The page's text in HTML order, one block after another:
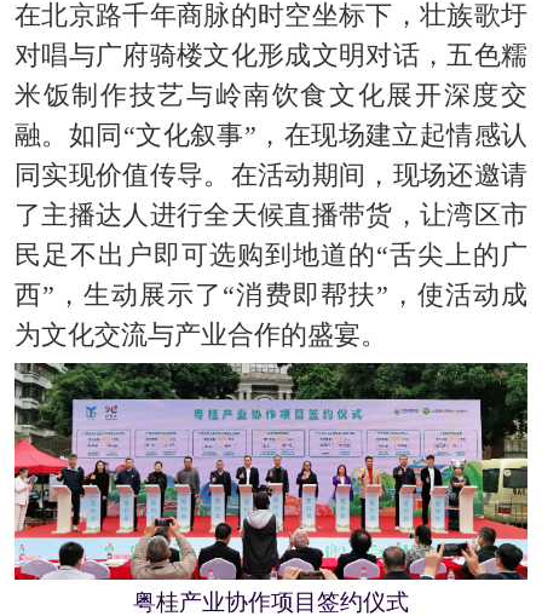
在北京路千年商脉的时空坐标下，壮族歌圩
对唱与广府骑楼文化形成文明对话，五色糯
米饭制作技艺与岭南饮食文化展开深度交
融。 如同“文化叙事”，在现场建立起情感认
同实现价值传导。在活动期间，现场还邀请
了主播达人进行全天候直播带货，让湾区市
民足不出户即可选购到地道的“舌尖上的广
西”，生动展示了“消费即帮扶”，使活动成
为文化交流与产业合作的盛宴。
粤桂产业协作项目签约仪式